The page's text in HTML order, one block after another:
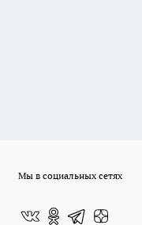
Мы в социальных сетях